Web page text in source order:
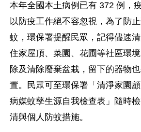
本年全國本土病例已有 372 例，
以防疫工作絕不容忽視，為了防
蚊，環保署提醒民眾，記得儘速
住家屋頂、菜園、花圃等社區環
除及清除廢棄盆栽，留下的器物
置。民眾可至環保署「清淨家園
病媒蚊孳生源自我檢查表」隨時
清與個人防蚊措施。